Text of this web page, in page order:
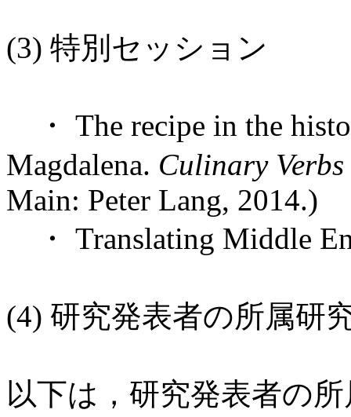
(3) 特別セッション
・ The recipe in the
Magdalena. Culinary
Main: Peter Lang, 2014.)
・ Translating Middle
(4) 研究発表者の所属研
以下は，研究発表者の